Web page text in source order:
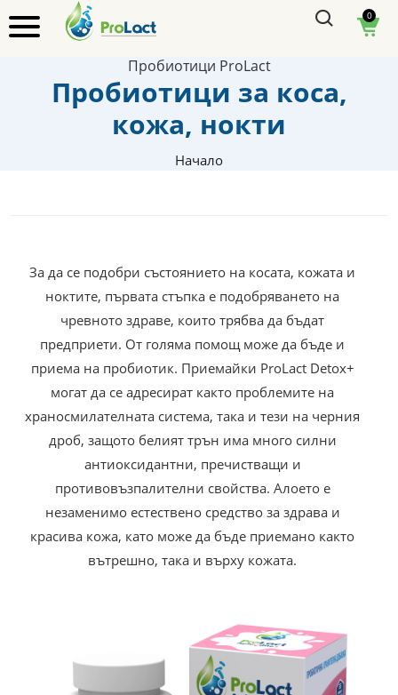
0
Пробиотици ProLact
Пробиотици за коса,
кожа, нокти
Начало
За да се подобри състоянието на косата, кожата и
ноктите, първата стъпка е подобряването на
чревното здраве, които трябва да бъдат
предприети. От голяма помощ може да бъде и
приема на пробиотик. Приемайки ProLact Detox+
могат да се адресират както проблемите на
храносмилателната система, така и тези на черния
дроб, защото белият трън има много силни
антиоксидантни, пречистващи и
противовъзпалителни свойства. Алоето е
незаменимо естествено средство за здрава и
красива кожа, като може да бъде приемано както
вътрешно, така и върху кожата.